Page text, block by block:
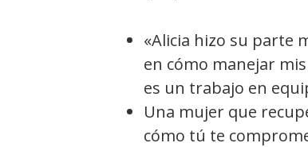
«Alicia hizo su parte
en cómo manejar
es un trabajo en
Una mujer que
cómo tú te